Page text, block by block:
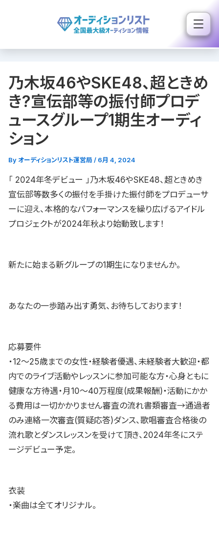
ス
乃木坂46やSKE48、超ときめ
き?宣伝部等の振付師プロデ
ュースグループ1期生オーディ
ション
By オーディションリスト運営局 / 6月 4, 2024
「 2024年冬デビュー 」乃木坂46やSKE48、超ときめき
宣伝部等数多くの振付を手掛けた振付師をプロデューサ
ーに迎え、本格的なパフォーマンスを繰り広げるアイドル
プロジェクトが2024年秋より始動致します！
新たに始まる新グループの1期生になりませんか。
あなたの一歩踏み出す勇気、お待ちしております！
応募要件
・12〜25歳までの女性・経験者優遇、未経験者大歓迎・都
内でのライブ活動やレッスンに参加可能な方・心身ともに
健康な方待遇・月10〜40万程度(成果報酬)・活動にかか
る費用は一切かかりません審査の流れ書類審査→通過者
のみ連絡一次審査(質疑応答)ダンス、歌唱審査合格後の
流れ歌とダンスレッスンを受けて頂き、2024年冬にステ
ージデビュー予定。
衣装
・楽曲は全てオリジナル。